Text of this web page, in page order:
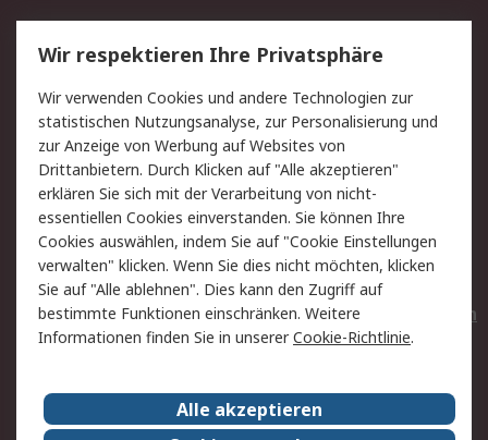
Service
Value Added Services
Lieferlösungen
Rücksendungen
Kontakt
Hilfe
Privatkunden
Rechtliches
AGB
Datenschutz
Cookie-Richtlinie
Zahlungsbedingungen
Copyright/Impressum
Entsorgung
Elektrogeräte/Batterien
RS weltweit
Wir respektieren Ihre Privatsphäre
Wir verwenden Cookies und andere Technologien zur
statistischen Nutzungsanalyse, zur Personalisierung und
zur Anzeige von Werbung auf Websites von
Drittanbietern. Durch Klicken auf "Alle akzeptieren"
erklären Sie sich mit der Verarbeitung von nicht-
essentiellen Cookies einverstanden. Sie können Ihre
Cookies auswählen, indem Sie auf "Cookie Einstellungen
verwalten" klicken. Wenn Sie dies nicht möchten, klicken
Sie auf "Alle ablehnen". Dies kann den Zugriff auf
bestimmte Funktionen einschränken. Weitere
Informationen finden Sie in unsererCookie-Richtlinie.
Alle akzeptieren